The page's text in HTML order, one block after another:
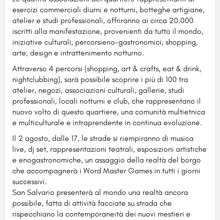
esercizi commerciali diurni e notturni, botteghe artigiane,
atelier e studi professionali, offriranno ai circa 20.000
iscritti alla manifestazione, provenienti da tutto il mondo,
iniziative culturali, percorsieno-gastronomici, shopping,
arte, design e intrattenimento notturno.
Attraverso 4 percorsi (shopping, art & crafts, eat & drink,
nightclubbing), sarà possibile scoprire i più di 100 tra
atelier, negozi, associazioni culturali, gallerie, studi
professionali, locali notturni e club, che rappresentano il
nuovo volto di questo quartiere, una comunità multietnica
e multiculturale e intraprendente in continua evoluzione.
Il 2 agosto, dalle 17, le strade si riempiranno di musica
live, dj set, rappresentazioni teatrali, esposizioni artistiche
e enogastronomiche, un assaggio della realtà del borgo
che accompagnerà i Word Master Games in tutti i giorni
successivi.
San Salvario presenterà al mondo una realtà ancora
possibile, fatta di attività facciate su strada che
rispecchiano la contemporaneità dei nuovi mestieri e